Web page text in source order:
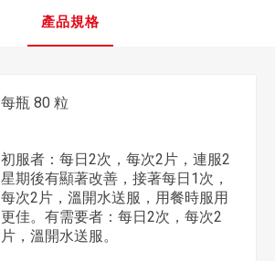
產品規格
每瓶 80 粒
初服者：每日2次，每次2片，連服2
星期後有顯著改善，接著每日1次，
每次2片，溫開水送服，用餐時服用
更佳。有需要者：每日2次，每次2
片，溫開水送服。